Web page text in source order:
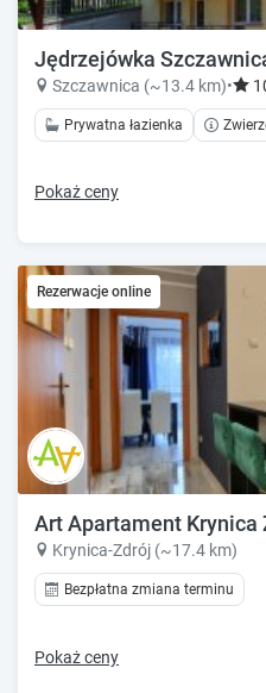
Jędrzejówka
Szczawnica (~13.4 km)•
Prywatna łazienka
Pokaż ceny
Rezerwacje online
Art Apartament Krynica
Krynica-Zdrój (~17.4 km)
Bezpłatna zmiana terminu
Pokaż ceny